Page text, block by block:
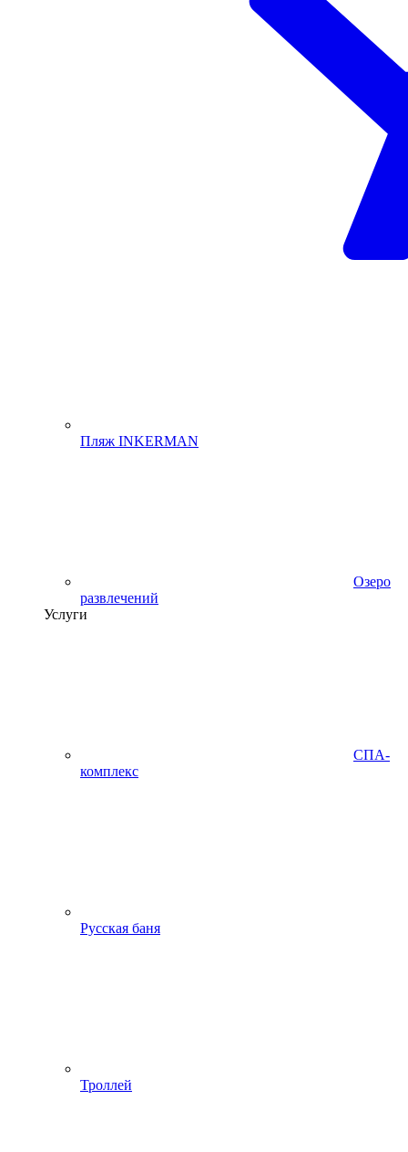
Пляж INKERMAN
Озеро
развлечений
Услуги
СПА-
комплекс
Русская баня
Троллей